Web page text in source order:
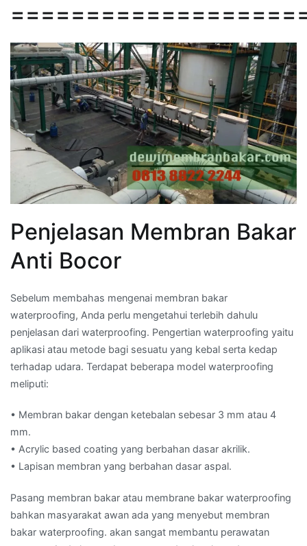
Penjelasan Membran Bakar
Anti Bocor
Sebelum membahas mengenai membran bakar
waterproofing, Anda perlu mengetahui terlebih dahulu
penjelasan dari waterproofing. Pengertian waterproofing yaitu
aplikasi atau metode bagi sesuatu yang kebal serta kedap
terhadap udara. Terdapat beberapa model waterproofing
meliputi:
• Membran bakar dengan ketebalan sebesar 3 mm atau 4
mm.
• Acrylic based coating yang berbahan dasar akrilik.
• Lapisan membran yang berbahan dasar aspal.
Pasang membran bakar atau membrane bakar waterproofing
bahkan masyarakat awan ada yang menyebut membran
bakar waterproofing. akan sangat membantu perawatan